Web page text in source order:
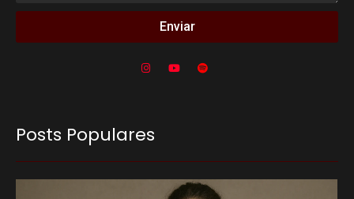
Enviar
Posts Populares